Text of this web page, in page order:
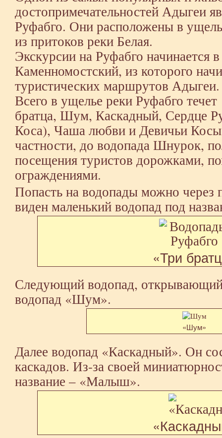
достопримечательностей Адыгеи
Руфабго. Они расположены в
из притоков реки Белая.
Экскурсии на Руфабго начинается
Каменномостский, из которого
туристических маршрутов Адыгеи.
Всего в ущелье реки Руфабго
братца, Шум, Каскадный, Сердце
Коса), Чаша любви и Девичьи
частности, до водопада Шнурок,
посещения туристов дорожками,
ограждениями.
Попасть на водопады можно через
виден маленький водопад под
«Три
Следующий водопад,
водопад «Шум».
«Шум»
Далее водопад «Каскадный». Он
каскадов. Из-за своей
название – «Малыш».